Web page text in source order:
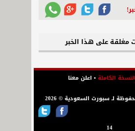
مغلقة على هذا الخبر
الكاملة• اعلن معنا
لـ سبورت السعودية © 2026
14